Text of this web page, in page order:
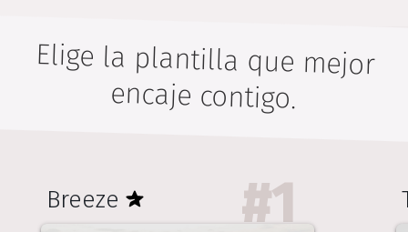
Elige la plantilla que mejor
encaje contigo.
Breeze #1